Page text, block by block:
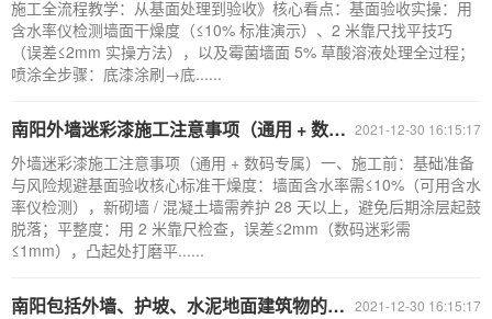
施工全流程教学：从基面处理到验收》核心看点：基面验收实操：用
含水率仪检测墙面干燥度（≤10% 标准演示）、2 米靠尺找平技巧
（误差≤2mm 实操方法），以及霉菌墙面 5% 草酸溶液处理全过程；
喷涂全步骤：底漆涂刷→底......
2021-12-30 16:15:17
南阳外墙迷彩漆施工注意事项（通用 + 数码专属）
外墙迷彩漆施工注意事项（通用 + 数码专属）一、施工前：基础准备
与风险规避基面验收核心标准干燥度：墙面含水率需≤10%（可用含水
率仪检测），新砌墙 / 混凝土墙需养护 28 天以上，避免后期涂层起鼓
脱落；平整度：用 2 米靠尺检查，误差≤2mm（数码迷彩需
≤1mm），凸起处打磨平......
2021-12-30 16:15:17
南阳​包括外墙、护坡、水泥地面建筑物的迷彩喷涂